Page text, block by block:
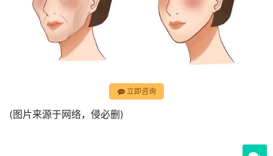
立即咨询
(图片来源于网络，侵必删)